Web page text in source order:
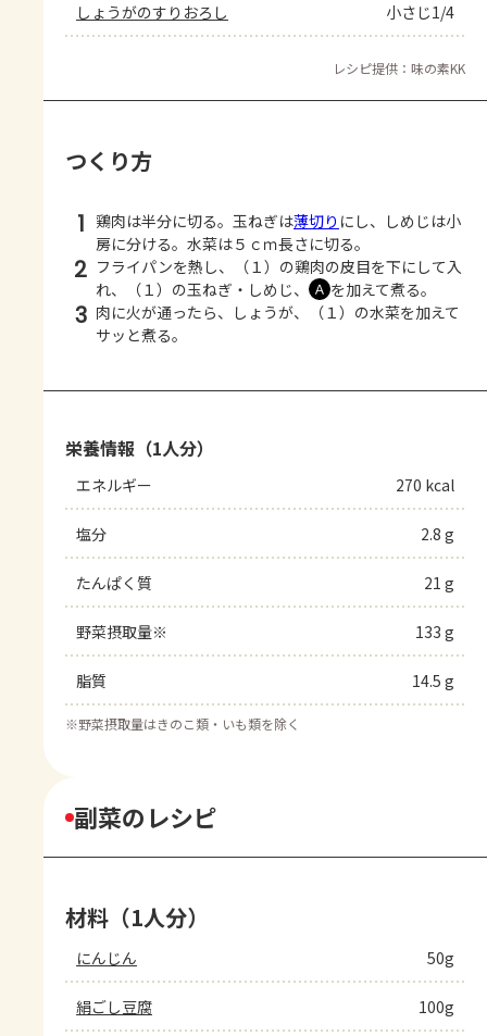
しょうがのすりおろし 小さじ1/4
レシピ提供：味の素KK
つくり方
1 鶏肉は半分に切る。玉ねぎは薄切り にし、しめじは小
房に分ける。水菜は５ｃｍ長さに切る。
2 フライパンを熱し、（１）の鶏肉の皮目を下にして入
れ、（１）の玉ねぎ・しめじ、
Ａ を加えて煮る。
3 肉に火が通ったら、しょうが、（１）の水菜を加えて
サッと煮る。
栄養情報（1人分）
エネルギー 270 kcal
塩分 2.8 g
たんぱく質 21 g
野菜摂取量※ 133 g
脂質 14.5 g
※野菜摂取量はきのこ類・いも類を除く
副菜のレシピ
材料（1人分）
にんじん 50g
絹ごし豆腐 100g